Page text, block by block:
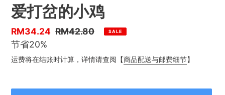
爱打岔的小鸡
优
惠
价
RM34.24 售
RM42.80 SALE
节省20%
运费将在结账时计算，详情请查阅【商品配送与邮费细节】